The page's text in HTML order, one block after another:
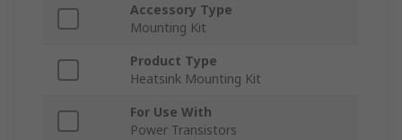
Accessory Type
Mounting Kit
Product Type
Heatsink Mounting Kit
For Use With
Power Transistors